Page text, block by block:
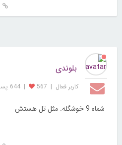
بلوندی
کاربر فعال |
567
| 644 پست
شماه 9 خوشگله. مثل تل هستش